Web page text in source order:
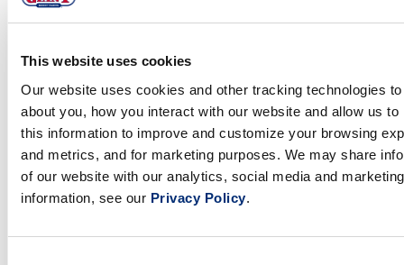
This website uses cookies
Our website uses cookies and other tracking technologies
about you, how you interact with our website and allow us
this information to improve and customize your browsing
and metrics, and for marketing purposes. We may share
of our website with our analytics, social media and
information, see our Privacy Policy.
Mini pan de bayas de plátano y canela